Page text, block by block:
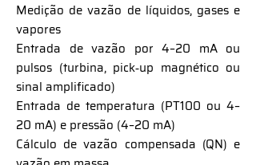
Medição de vazão de líquidos, gases e
vapores
Entrada de vazão por 4–20 mA ou
pulsos (turbina, pick‑up magnético ou
sinal amplificado)
Entrada de temperatura (PT100 ou 4–
20 mA) e pressão (4–20 mA)
Cálculo de vazão compensada (QN) e